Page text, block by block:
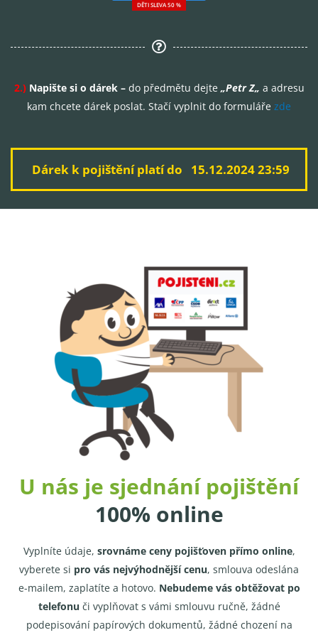
DĚTI SLEVA 50 %
2.)Napište si o dárek – do předmětu dejte „Petr Z„ a adresu
kam chcete dárek poslat. Stačí vyplnit do formuláře zde
Dárek k pojištění platí do 15.12.2024 23:59
U nás je sjednání pojištění
100% online
Vyplníte údaje, srovnáme ceny pojišťoven přímo online,
vyberete si pro vás nejvýhodnější cenu, smlouva odeslána
e-mailem, zaplatíte a hotovo. Nebudeme vás obtěžovat po
telefonu či vyplňovat s vámi smlouvu ručně, žádné
podepisování papírových dokumentů, žádné chození na